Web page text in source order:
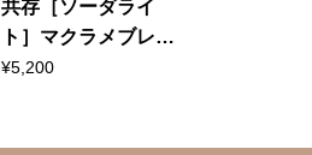
共存［ソーダライ
ト］マクラメブレス
レット
¥5,200